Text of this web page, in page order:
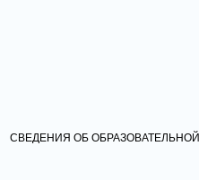
СВЕДЕНИЯ ОБ